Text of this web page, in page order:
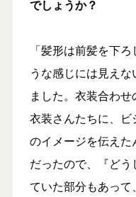
でしょうか？
「髪形は前髪を下
うな感じには見え
ました。衣装合わせ
衣装さんたちに、
のイメージを伝え
だったので、『ど
ていた部分もあっ